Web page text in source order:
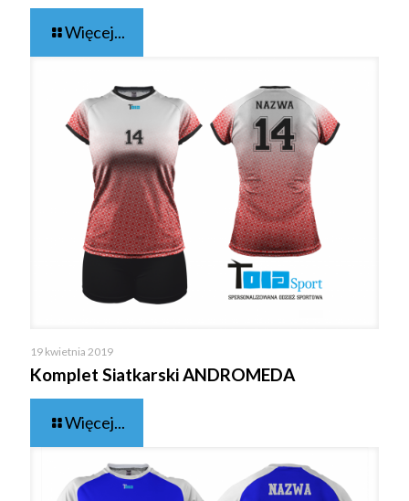
Więcej...
19 kwietnia 2019
Komplet Siatkarski ANDROMEDA
Więcej...